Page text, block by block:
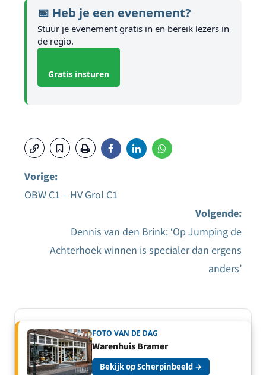
📅 Heb je een evenement?
Stuur je evenement gratis in en bereik lezers in
de regio.
Gratis insturen
navigatie
Vorige:
OBW C1 – HV Grol C1
Volgende:
Dennis van den Brink: ‘Op Jumping de
Achterhoek winnen is specialer dan ergens
anders’
FOTO VAN DE DAG
Warenhuis Bramer
Bekijk op Scherpinbeeld →